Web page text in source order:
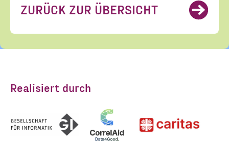
ZURÜCK ZUR ÜBERSICHT
Realisiert durch